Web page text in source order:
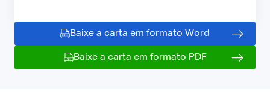
Baixe a carta em formato Word
Baixe a carta em formato PDF